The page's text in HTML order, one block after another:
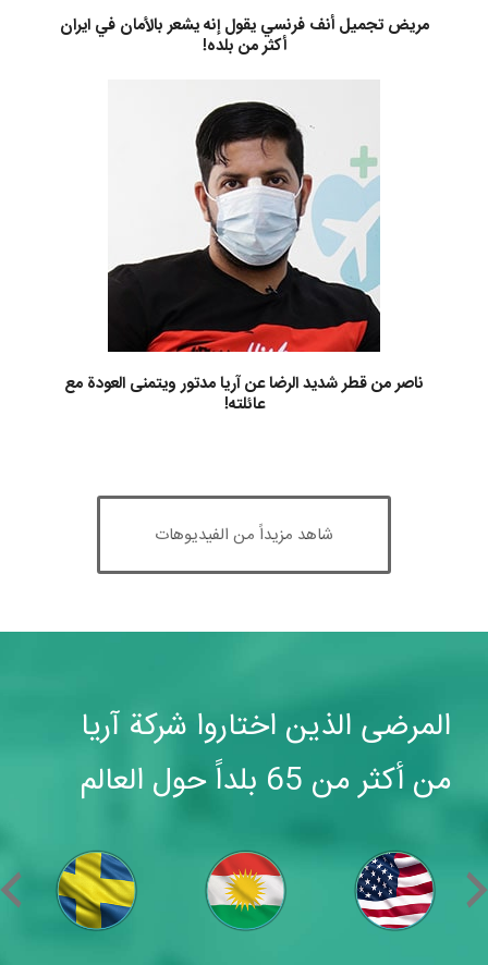
مريض تجميل أنف فرنسي يقول إنه يشعر بالأمان في ايران
أكثر من بلده!
ناصر من قطر شديد الرضا عن آريا مدتور ويتمنى العودة مع
عائلته!
شاهد مزيداً من الفيديوهات
المرضى الذين اختاروا شركة آريا
من أكثر من 65 بلداً حول العالم